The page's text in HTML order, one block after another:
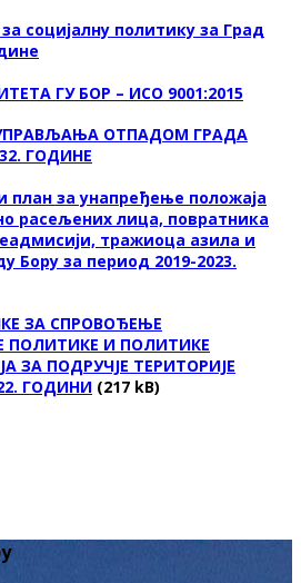
социјалну политику за Град
ГУ БОР – ИСО 9001:2015
ОТПАДОМ ГРАДА
ГОДИНЕ
план за унапређење положаја
расељених лица, повратника
тражиоца азила и
Бору за период 2019-2023.
ЗА СПРОВОЂЕЊЕ
ПОЛИТИКЕ И ПОЛИТИКЕ
ЗА ПОДРУЧЈЕ ТЕРИТОРИЈЕ
ГОДИНИ (217 kB)